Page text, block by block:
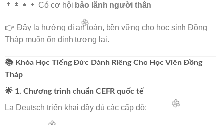
🌸
👨‍👩‍👧‍👦 Có cơ hội bảo lãnh người thân
👉 Đây là hướng đi an toàn, bền vững cho học sinh Đồng
Tháp muốn ổn định tương lai.
📚 Khóa Học Tiếng Đức Dành Riêng Cho Học Viên Đồng
Tháp
🌟 1. Chương trình chuẩn CEFR quốc tế
La Deutsch triển khai đầy đủ các cấp độ: